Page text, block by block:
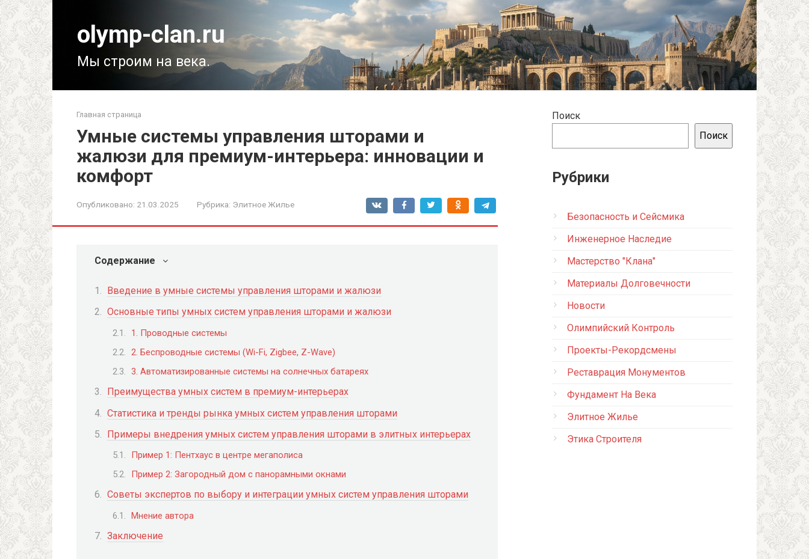
olymp-clan.ru
Мы строим на века.
Главная страница
Умные системы управления шторами и
жалюзи для премиум-интерьера: инновации и
комфорт
Опубликовано: 21.03.2025 Рубрика: Элитное Жилье
Содержание
Введение в умные системы управления шторами и жалюзи
Основные типы умных систем управления шторами и жалюзи
1. Проводные системы
2. Беспроводные системы (Wi-Fi, Zigbee, Z-Wave)
3. Автоматизированные системы на солнечных батареях
Преимущества умных систем в премиум-интерьерах
Статистика и тренды рынка умных систем управления шторами
Примеры внедрения умных систем управления шторами в элитных интерьерах
Пример 1: Пентхаус в центре мегаполиса
Пример 2: Загородный дом с панорамными окнами
Советы экспертов по выбору и интеграции умных систем управления шторами
Мнение автора
Заключение
Поиск
Поиск
Рубрики
Безопасность и Сейсмика
Инженерное Наследие
Мастерство "Клана"
Материалы Долговечности
Новости
Олимпийский Контроль
Проекты-Рекордсмены
Реставрация Монументов
Фундамент На Века
Элитное Жилье
Этика Строителя